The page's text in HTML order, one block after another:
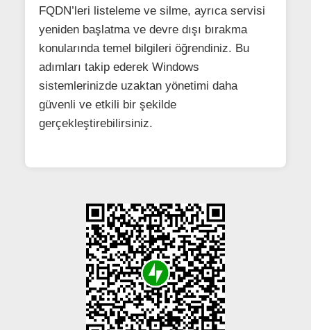
FQDN’leri listeleme ve silme, ayrıca servisi
yeniden başlatma ve devre dışı bırakma
konularında temel bilgileri öğrendiniz. Bu
adımları takip ederek Windows
sistemlerinizde uzaktan yönetimi daha
güvenli ve etkili bir şekilde
gerçekleştirebilirsiniz.